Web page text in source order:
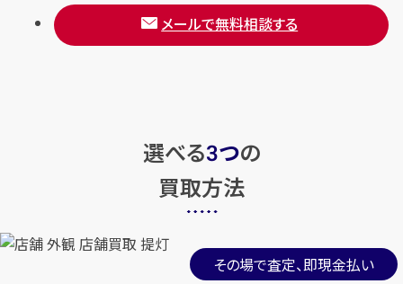
メールで無料相談する
選べる3つの
買取方法
その場で査定、即現金払い